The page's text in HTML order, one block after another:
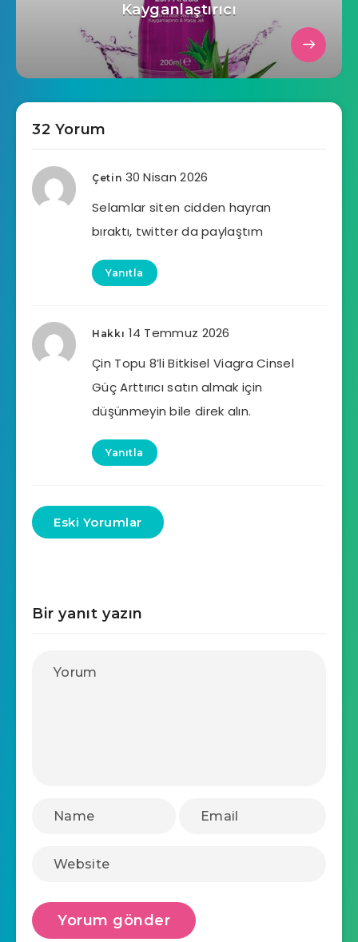
Kayganlaştırıcı
32 Yorum
Çetin 30 Nisan 2026
Selamlar siten cidden hayran
bıraktı, twitter da paylaştım
Yanıtla
Hakkı 14 Temmuz 2026
Çin Topu 8’li Bitkisel Viagra Cinsel
Güç Arttırıcı satın almak için
düşünmeyin bile direk alın.
Yanıtla
Eski Yorumlar
Bir yanıt yazın